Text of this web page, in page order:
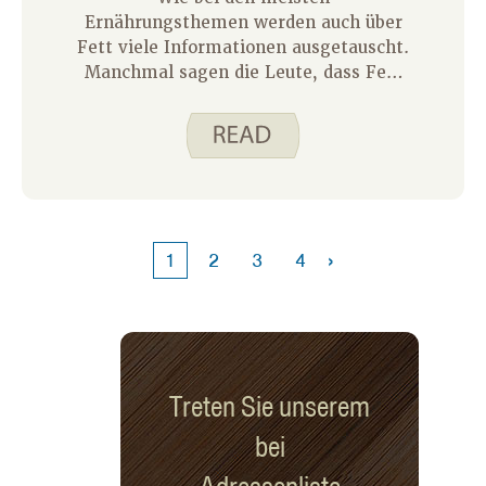
Ernährungsthemen werden auch über
Fett viele Informationen ausgetauscht.
Manchmal sagen die Leute, dass Fett
Leute sagen, dass es gut für dich ist.
Das kann verwirrend sein. Hier sind
1 2 3 4 ›
Treten Sie unserem
bei